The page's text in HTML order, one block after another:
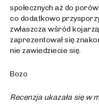
społecznych aż do
co dodatkowo
zwłaszcza wśród
zaprezentował się
nie zawiedziecie się.
Bozo
Recenzja ukazała się w